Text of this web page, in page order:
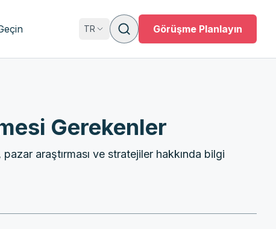
TR Görüşme Planlayın
Gerekenler
araştırması ve stratejiler hakkında bilgi